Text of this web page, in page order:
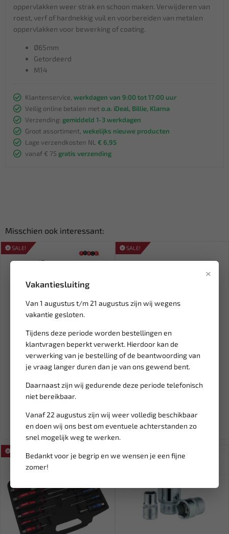
×
Vakantiesluiting
Van 1 augustus t/m 21 augustus zijn wij wegens
vakantie gesloten.
Tijdens deze periode worden bestellingen en
klantvragen beperkt verwerkt. Hierdoor kan de
verwerking van je bestelling of de beantwoording van
je vraag langer duren dan je van ons gewend bent.
Daarnaast zijn wij gedurende deze periode telefonisch
niet bereikbaar.
Vanaf 22 augustus zijn wij weer volledig beschikbaar
en doen wij ons best om eventuele achterstanden zo
snel mogelijk weg te werken.
Bedankt voor je begrip en we wensen je een fijne
zomer!
oppervlakken weer strak en schoon maken. Verwijderen van
roest, verf of hardnekkig vuil en voorbereiden van metalen
oppervlakken voor bewerking of coating.
Ø65mm
Getordeerd
M14
Klantenservice, werkdagen van 9:00 tot 17:00 uur
Veilig online betalen met o.a. iDeal, Billie, Klarna
Verzending: gemiddeld 1-3 werkdagen
Groot assortiment, wekelijks nieuwe producten
Lage verzendkosten NL € 6,95
vanaf € 75 gratis verzending
Misschien ook interessant:
SALE!
Leverbaar
FORCE Krukas
N47 / N57 905...
157,51
185,31
SALE!
Leverbaar
FORCE Ruit demontage set